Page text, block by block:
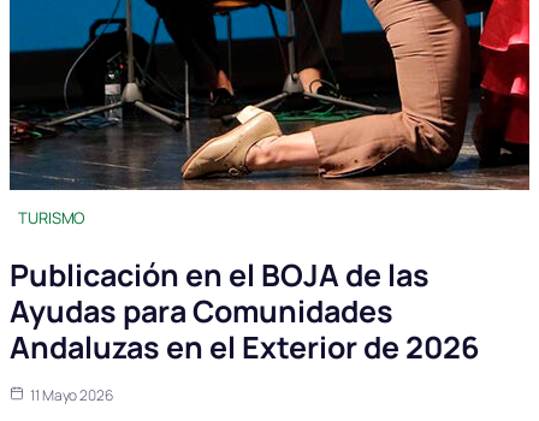
TURISMO
Publicación en el BOJA de las
Ayudas para Comunidades
Andaluzas en el Exterior de 2026
11 Mayo 2026